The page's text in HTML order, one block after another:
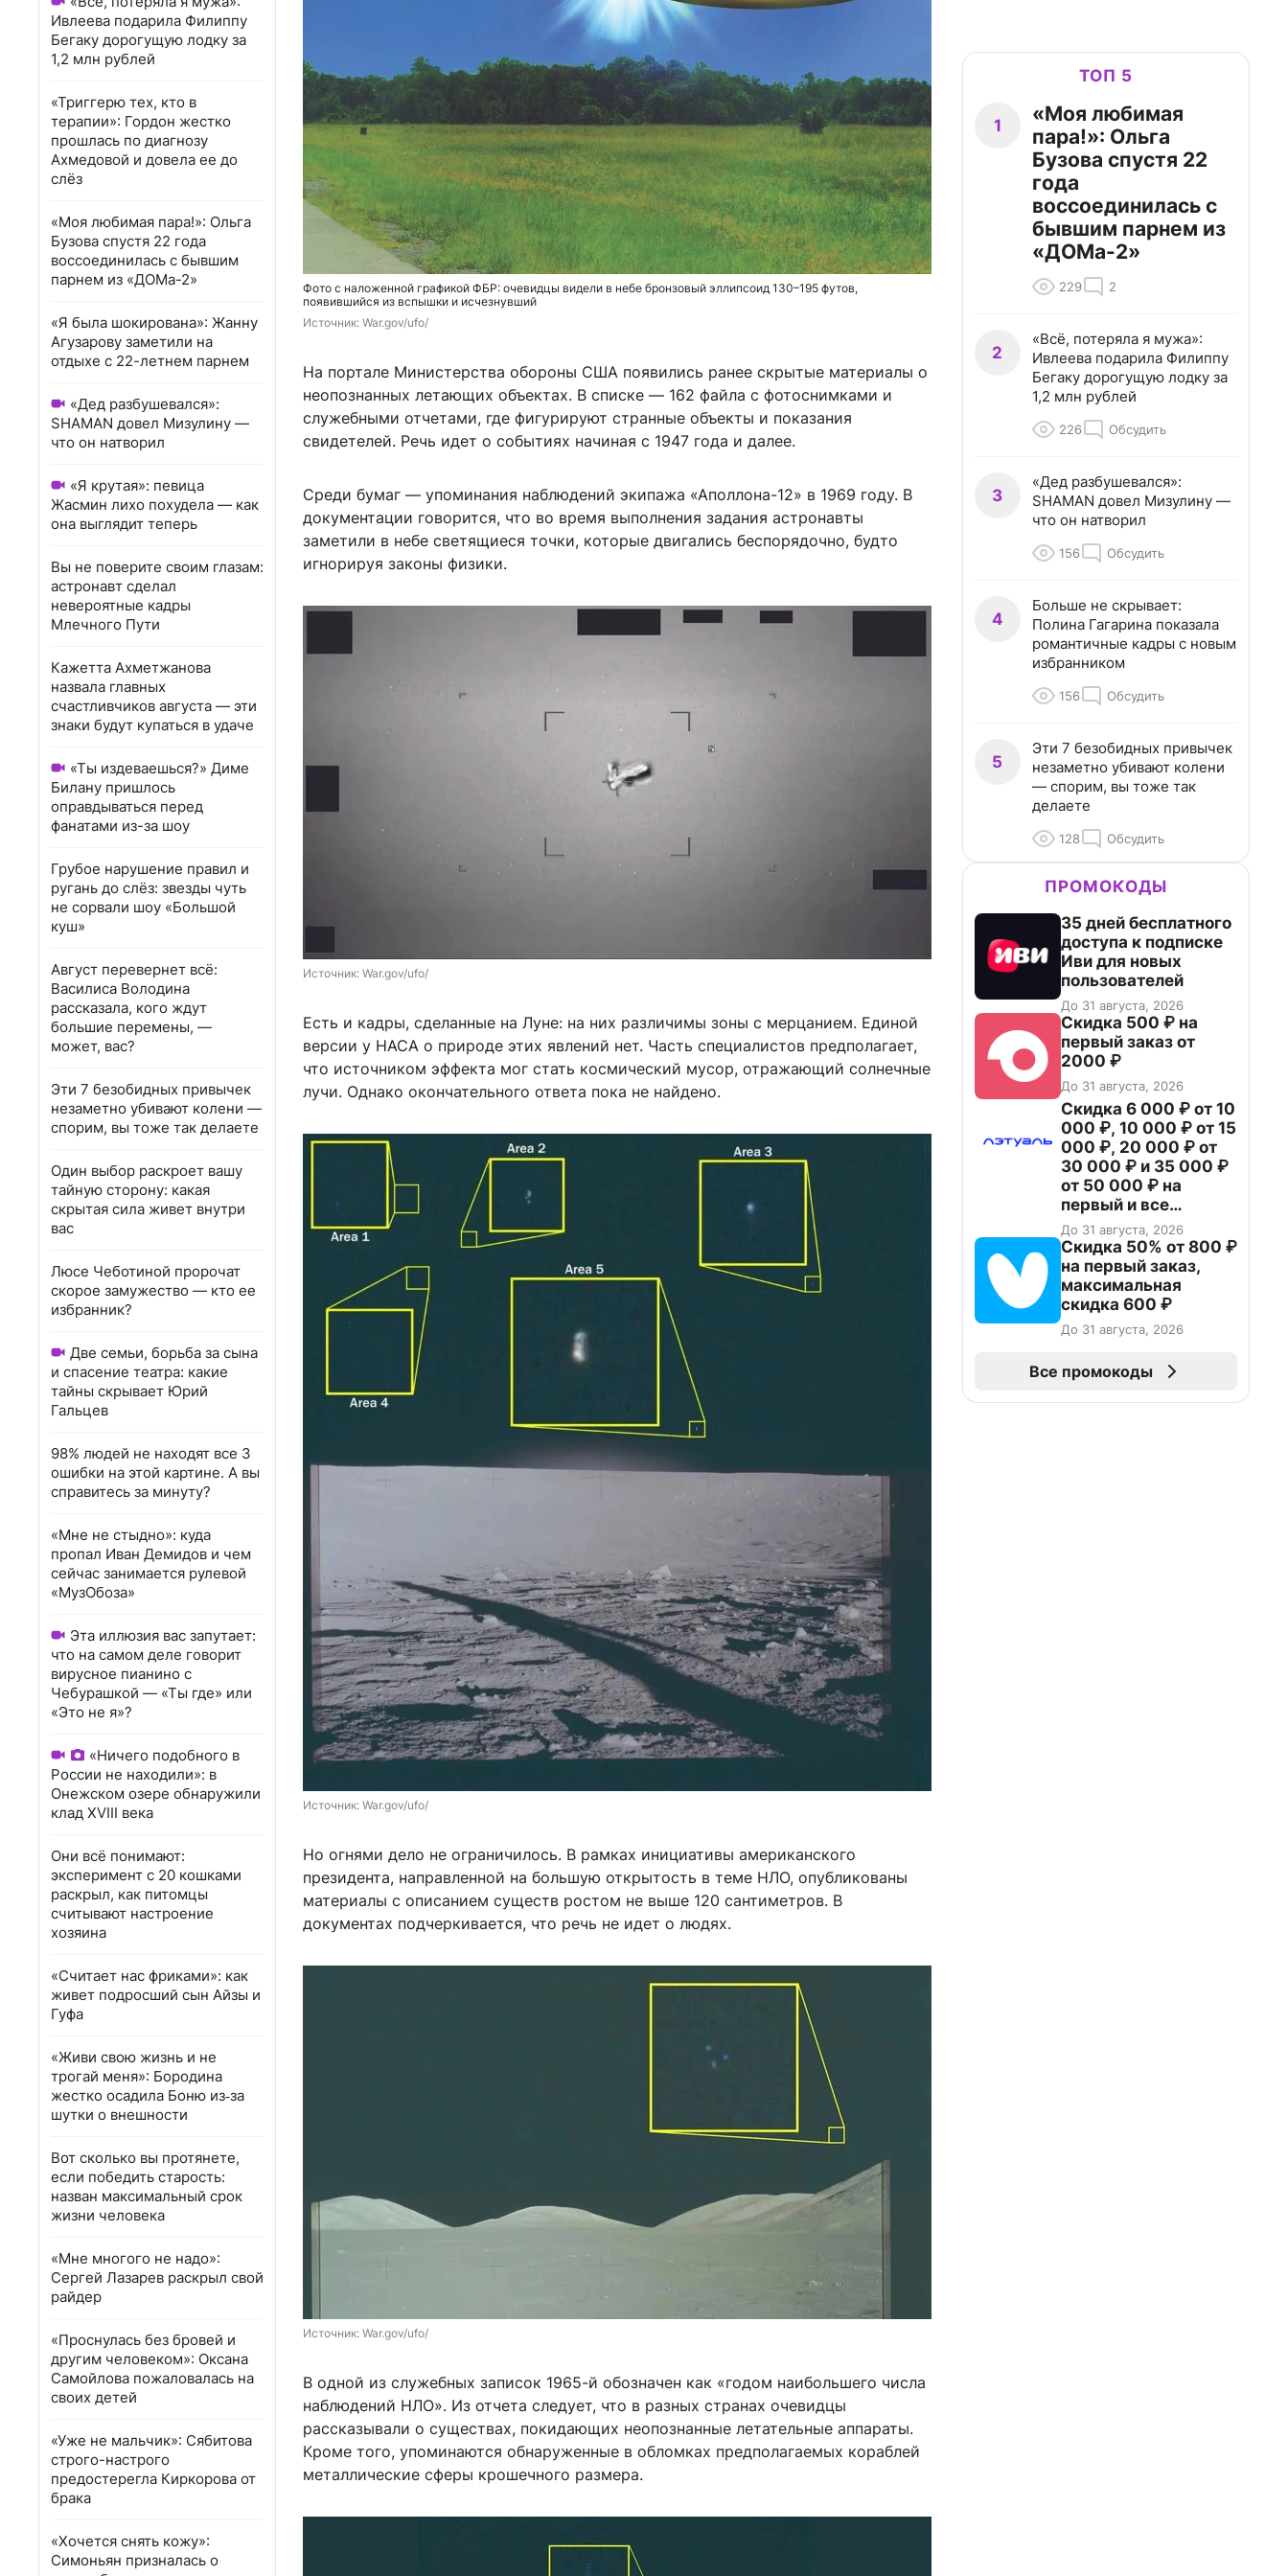
Ивлеева подарила Филиппу
Бегаку дорогущую лодку за
1,2 млн рублей
«Триггерю тех, кто в
терапии»: Гордон жестко
прошлась по диагнозу
Ахмедовой и довела ее до
слёз
«Моя любимая пара!»: Ольга
Бузова спустя 22 года
воссоединилась с бывшим
парнем из «ДОМа-2»
«Я была шокирована»: Жанну
Агузарову заметили на
отдыхе с 22-летнем парнем
«Дед разбушевался»:
SHAMAN довел Мизулину —
что он натворил
«Я крутая»: певица
Жасмин лихо похудела — как
она выглядит теперь
Вы не поверите своим глазам:
астронавт сделал
невероятные кадры
Млечного Пути
Кажетта Ахметжанова
назвала главных
счастливчиков августа — эти
знаки будут купаться в удаче
«Ты издеваешься?» Диме
Билану пришлось
оправдываться перед
фанатами из-за шоу
Грубое нарушение правил и
ругань до слёз: звезды чуть
не сорвали шоу «Большой
куш»
Август перевернет всё:
Василиса Володина
рассказала, кого ждут
большие перемены, —
может, вас?
Эти 7 безобидных привычек
незаметно убивают колени —
спорим, вы тоже так делаете
Один выбор раскроет вашу
тайную сторону: какая
скрытая сила живет внутри
вас
Люсе Чеботиной пророчат
скорое замужество — кто ее
избранник?
Две семьи, борьба за сына
и спасение театра: какие
тайны скрывает Юрий
Гальцев
98% людей не находят все 3
ошибки на этой картине. А вы
справитесь за минуту?
«Мне не стыдно»: куда
пропал Иван Демидов и чем
сейчас занимается рулевой
«МузОбоза»
Эта иллюзия вас запутает:
что на самом деле говорит
вирусное пианино с
Чебурашкой — «Ты где» или
«Это не я»?
«Ничего подобного в
России не находили»: в
Онежском озере обнаружили
клад XVIII века
Они всё понимают:
эксперимент с 20 кошками
раскрыл, как питомцы
считывают настроение
хозяина
«Считает нас фриками»: как
живет подросший сын Айзы и
Гуфа
«Живи свою жизнь и не
трогай меня»: Бородина
жестко осадила Боню из‑за
шутки о внешности
Вот сколько вы протянете,
если победить старость:
назван максимальный срок
жизни человека
«Мне многого не надо»:
Сергей Лазарев раскрыл свой
райдер
«Проснулась без бровей и
другим человеком»: Оксана
Самойлова пожаловалась на
своих детей
«Уже не мальчик»: Сябитова
строго-настрого
предостерегла Киркорова от
брака
«Хочется снять кожу»:
Симоньян призналась о
Фото с наложенной графикой ФБР: очевидцы видели в небе бронзовый эллипсоид 130–195 футов,
появившийся из вспышки и исчезнувший
Источник: War.gov/ufo/
На портале Министерства обороны США появились ранее скрытые материалы о
неопознанных летающих объектах. В списке — 162 файла с фотоснимками и
служебными отчетами, где фигурируют странные объекты и показания
свидетелей. Речь идет о событиях начиная с 1947 года и далее.
Среди бумаг — упоминания наблюдений экипажа «Аполлона-12» в 1969 году. В
документации говорится, что во время выполнения задания астронавты
заметили в небе светящиеся точки, которые двигались беспорядочно, будто
игнорируя законы физики.
Источник: War.gov/ufo/
Есть и кадры, сделанные на Луне: на них различимы зоны с мерцанием. Единой
версии у НАСА о природе этих явлений нет. Часть специалистов предполагает,
что источником эффекта мог стать космический мусор, отражающий солнечные
лучи. Однако окончательного ответа пока не найдено.
Источник: War.gov/ufo/
Но огнями дело не ограничилось. В рамках инициативы американского
президента, направленной на большую открытость в теме НЛО, опубликованы
материалы с описанием существ ростом не выше 120 сантиметров. В
документах подчеркивается, что речь не идет о людях.
Источник: War.gov/ufo/
В одной из служебных записок 1965-й обозначен как «годом наибольшего числа
наблюдений НЛО». Из отчета следует, что в разных странах очевидцы
рассказывали о существах, покидающих неопознанные летательные аппараты.
Кроме того, упоминаются обнаруженные в обломках предполагаемых кораблей
металлические сферы крошечного размера.
ТОП 5
1
«Моя любимая
пара!»: Ольга
Бузова спустя 22
года
воссоединилась с
бывшим парнем из
«ДОМа-2»
229 2
2
«Всё, потеряла я мужа»:
Ивлеева подарила Филиппу
Бегаку дорогущую лодку за
1,2 млн рублей
226 Обсудить
3
«Дед разбушевался»:
SHAMAN довел Мизулину —
что он натворил
156 Обсудить
4
Больше не скрывает:
Полина Гагарина показала
романтичные кадры с новым
избранником
156 Обсудить
5
Эти 7 безобидных привычек
незаметно убивают колени
— спорим, вы тоже так
делаете
128 Обсудить
ПРОМОКОДЫ
35 дней бесплатного
доступа к подписке
Иви для новых
пользователей
До 31 августа, 2026
Скидка 500 ₽ на
первый заказ от
2000 ₽
До 31 августа, 2026
Скидка 6 000 ₽ от 10
000 ₽, 10 000 ₽ от 15
000 ₽, 20 000 ₽ от
30 000 ₽ и 35 000 ₽
от 50 000 ₽ на
первый и все
повторные заказы по
промокоду НАБЕРИ
До 31 августа, 2026
Скидка 50% от 800 ₽
на первый заказ,
максимальная
скидка 600 ₽
До 31 августа, 2026
Все промокоды